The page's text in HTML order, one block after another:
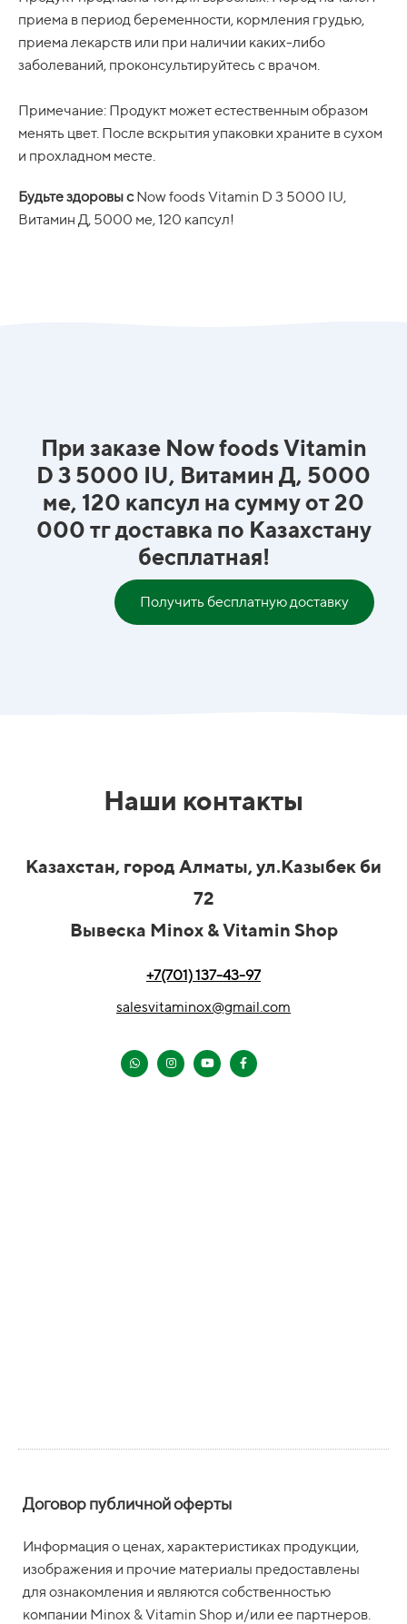
приема в период беременности, кормления грудью,
приема лекарств или при наличии каких-либо
заболеваний, проконсультируйтесь с врачом.
Примечание: Продукт может естественным образом
менять цвет. После вскрытия упаковки храните в сухом
и прохладном месте.
Будьте здоровы сNow foods Vitamin D 3 5000 IU,
Витамин Д, 5000 ме, 120 капсул!
При заказе Now foods Vitamin
D 3 5000 IU, Витамин Д, 5000
ме, 120 капсул на сумму от 20
000 тг доставка по Казахстану
бесплатная!
Получить бесплатную доставку
Наши контакты
Казахстан, город Алматы, ул.Казыбек би
72
Вывеска Minox & Vitamin Shop
+7(701) 137-43-97
salesvitaminox@gmail.com
Договор публичной оферты
Информация о ценах, характеристиках продукции,
изображения и прочие материалы предоставлены
для ознакомления и являются собственностью
компании Minox & Vitamin Shop и/или ее партнеров.